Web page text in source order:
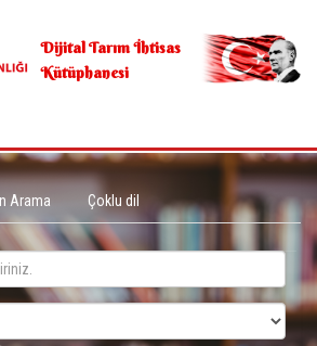
Dijital Tarım İhtisas
Kütüphanesi
Arama Çoklu dil